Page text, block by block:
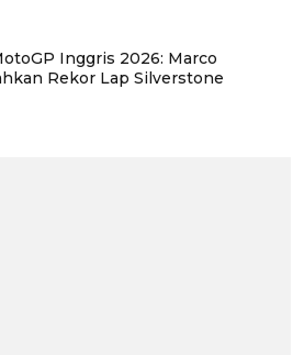
Inggris 2026: Marco
Rekor Lap Silverstone